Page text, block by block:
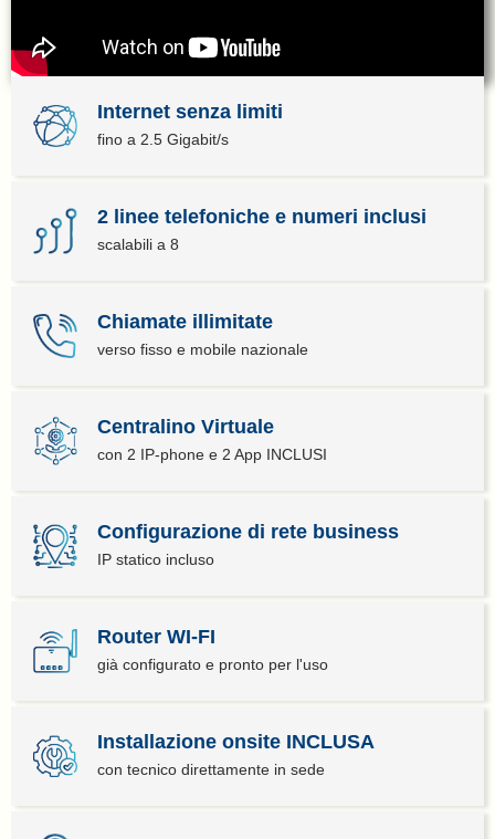
Internet senza limiti
fino a 2.5 Gigabit/s
2 linee telefoniche e numeri inclusi
scalabili a 8
Chiamate illimitate
verso fisso e mobile nazionale
Centralino Virtuale
con 2 IP-phone e 2 App INCLUSI
Configurazione di rete business
IP statico incluso
Router WI-FI
già configurato e pronto per l'uso
Installazione onsite INCLUSA
con tecnico direttamente in sede